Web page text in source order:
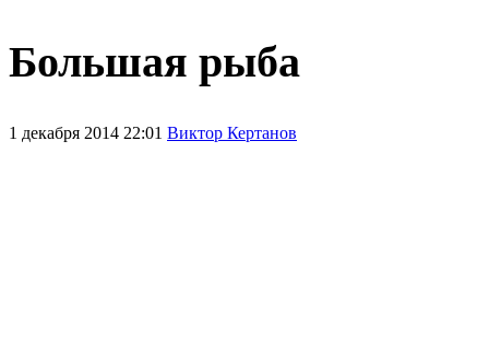
Большая рыба
1 декабря 2014 22:01 Виктор Кертанов